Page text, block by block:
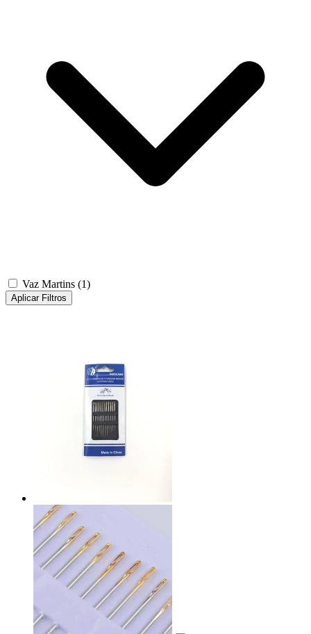
Vaz Martins (1)
Aplicar Filtros